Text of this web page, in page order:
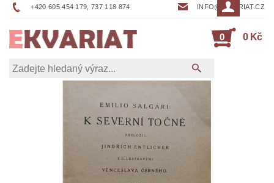
+420 605 454 179, 737 118 874 INFO@EKVARIAT.CZ
0 0 Kč